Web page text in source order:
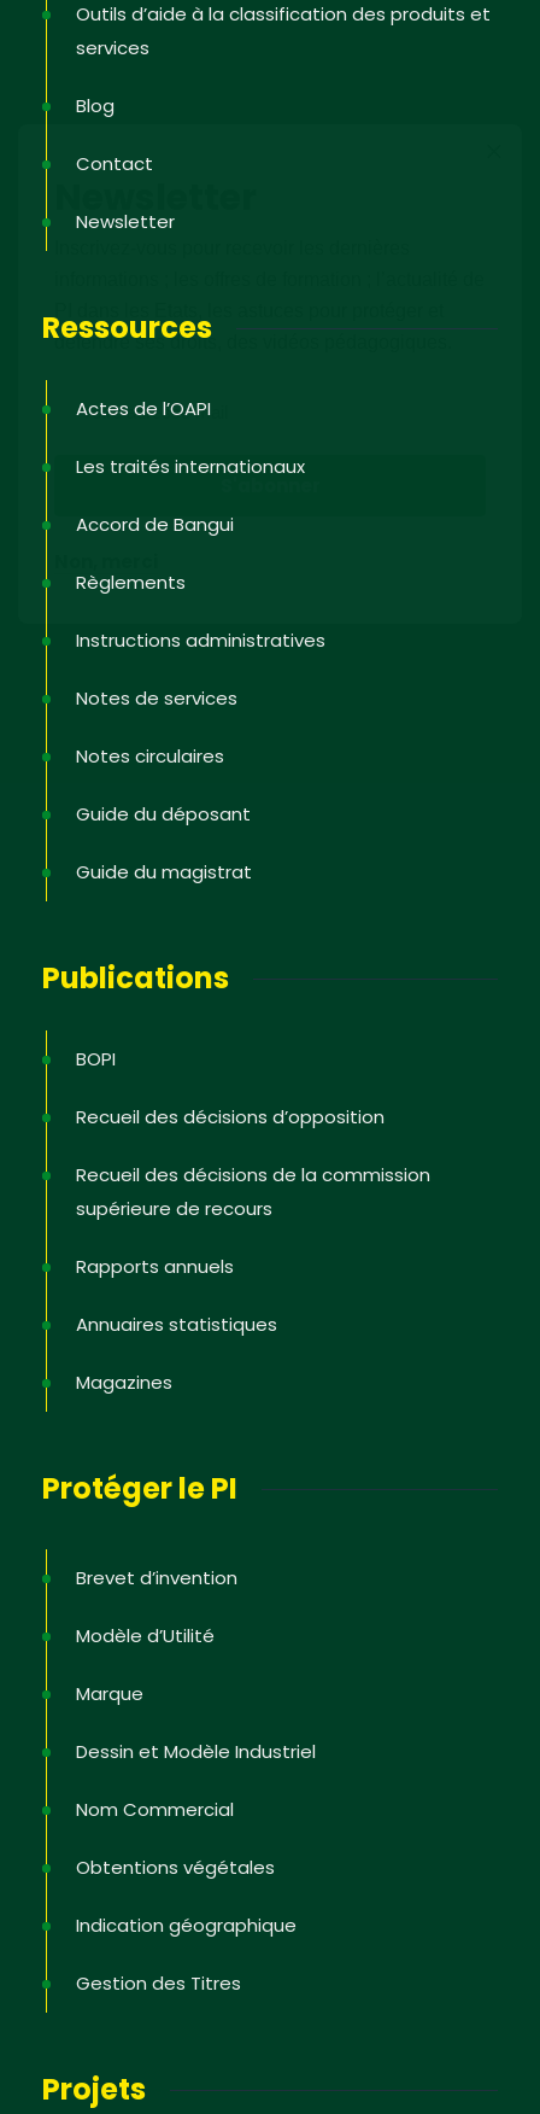
Outils d’aide à la classification des produits et
services
Blog
Contact
Newsletter
Ressources
Actes de l’OAPI
Les traités internationaux
Accord de Bangui
Règlements
Instructions administratives
Notes de services
Notes circulaires
Guide du déposant
Guide du magistrat
Publications
BOPI
Recueil des décisions d’opposition
Recueil des décisions de la commission
supérieure de recours
Rapports annuels
Annuaires statistiques
Magazines
Protéger le PI
Brevet d’invention
Modèle d’Utilité
Marque
Dessin et Modèle Industriel
Nom Commercial
Obtentions végétales
Indication géographique
Gestion des Titres
Projets
défendre ses droits, des vidéos pédagogiques.